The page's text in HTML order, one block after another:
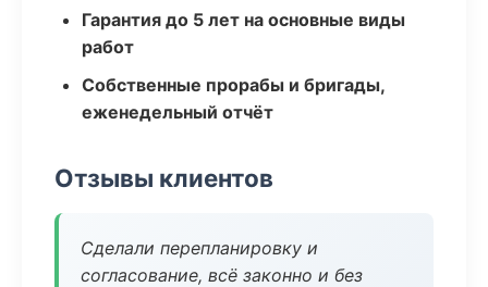
Гарантия до 5 лет на основные виды
работ
Собственные прорабы и бригады,
еженедельный отчёт
Отзывы клиентов
Сделали перепланировку и
согласование, всё законно и без